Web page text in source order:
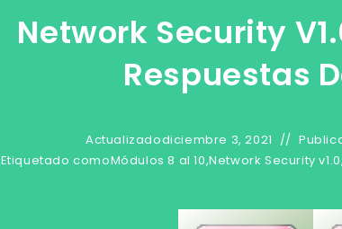
Network Security
Respuestas
Actualizadodiciembre 3, 2021
Etiquetado comoMódulos 8 al 10,Network Security v1.0,